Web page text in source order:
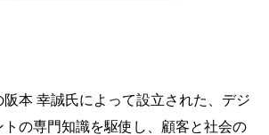
本 幸誠氏によって設立された、デジ
トの専門知識を駆使し、顧客と社会の